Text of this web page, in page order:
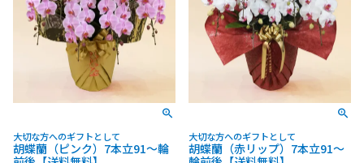
大切な方へのギフトとして
胡蝶蘭（ピンク）7本立91～輪
大切な方へのギフトとして
胡蝶蘭（赤リップ）7本立91～